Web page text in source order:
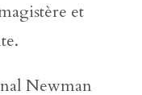
et
Newman